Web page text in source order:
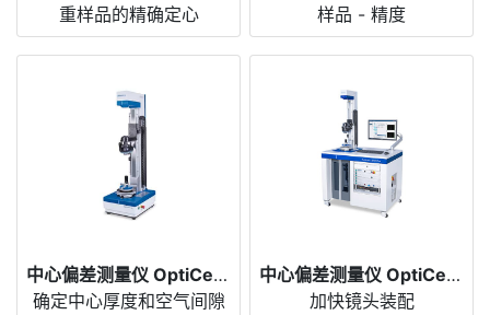
重样品的精确定心
样品 - 精度
中心偏差测量仪 OptiCentric® 3D
确定中心厚度和空气间隙
中心偏差测量仪 OptiCentric® Dual
加快镜头装配